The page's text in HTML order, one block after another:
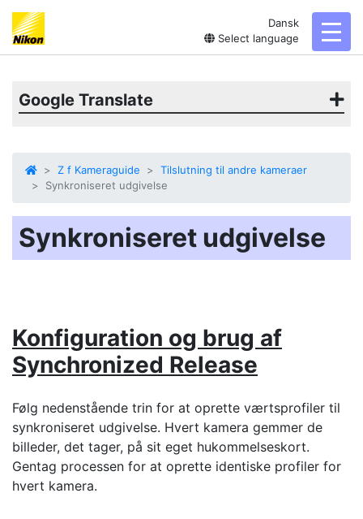
Dansk
Select language
Google Translate
Z f Kameraguide
Tilslutning til andre kameraer
Synkroniseret udgivelse
Synkroniseret udgivelse
Konfiguration og brug af
Synchronized Release
Følg nedenstående trin for at oprette værtsprofiler til
synkroniseret udgivelse. Hvert kamera gemmer de
billeder, det tager, på sit eget hukommelseskort.
Gentag processen for at oprette identiske profiler for
hvert kamera.